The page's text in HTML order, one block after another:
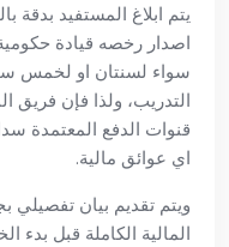
يتم ابلاغ المستفيد بدقة
اصدار رخصه قيادة
سواء لسنتان او لخمس
التدريب، ولذا فإن فريق
قنوات الدفع المعتمدة
اي عوائق مالية.
ويتم تقديم بيان تفصيلي
المالية الكاملة قبل بدء